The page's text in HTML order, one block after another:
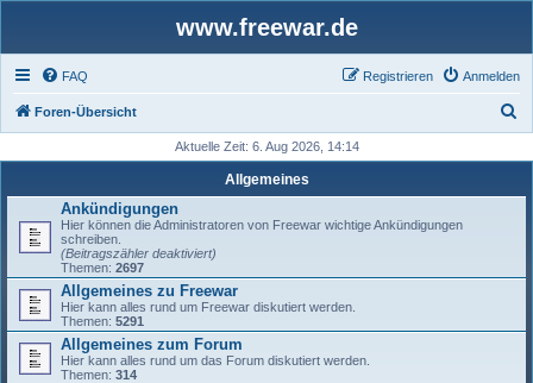
www.freewar.de
FAQ Anmelden
Registrieren
Foren-Übersicht
h
Aktuelle Zeit: 6. Aug 2026, 14:14
Allgemeines
Ankündigungen
Hier können die Administratoren von Freewar wichtige Ankündigungen
schreiben.
(Beitragszähler deaktiviert)
Themen: 2697
Allgemeines zu Freewar
Hier kann alles rund um Freewar diskutiert werden.
Themen: 5291
Allgemeines zum Forum
Hier kann alles rund um das Forum diskutiert werden.
Themen: 314